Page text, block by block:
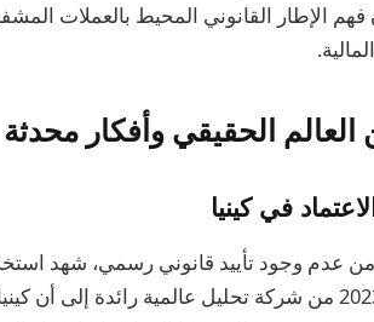
فهم الإطار القانوني المحيط بالعملات
العالم الحقيقي وأفكار محدثة
في كينيا
عدم وجود تأييد قانوني رسمي، شهد
تقرير عام 2023 من شركة تحليل عالمية رائدة